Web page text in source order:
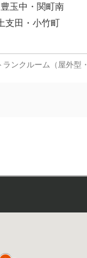
玉中・関町南
支田・小竹町
ンクルーム（屋外型